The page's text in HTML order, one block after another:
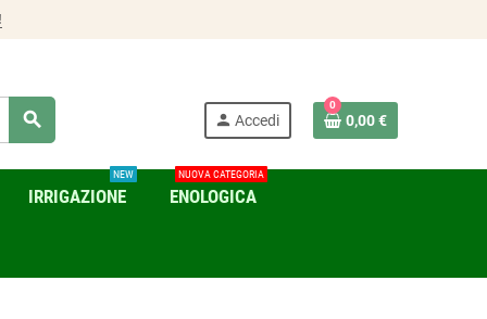
search person Accedi
0
0,00 €
IRRIGAZIONE
NEW
ENOLOGICA
NUOVA CATEGORIA